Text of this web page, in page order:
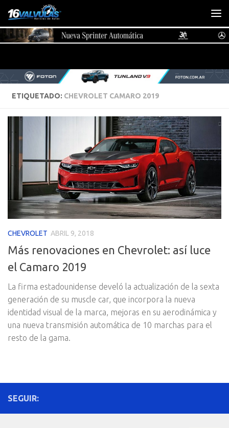
Saltar al contenido
ETIQUETADO: CHEVROLET CAMARO 2019
CHEVROLET ABRIL 9, 2018
Más renovaciones en Chevrolet: así luce
el Camaro 2019
La firma estadounidense develó la actualización de la sexta
generación de su muscle car, que incorpora la nueva
identidad visual de la marca, mejoras en su aerodinámica y
una nueva transmisión automática de 10 marchas para el
resto de la gama.
SEGUIR: